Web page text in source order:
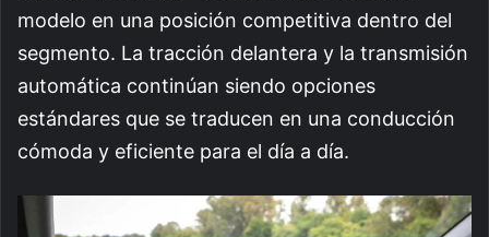
modelo en una posición competitiva dentro del
segmento. La tracción delantera y la transmisión
automática continúan siendo opciones
estándares que se traducen en una conducción
cómoda y eficiente para el día a día.